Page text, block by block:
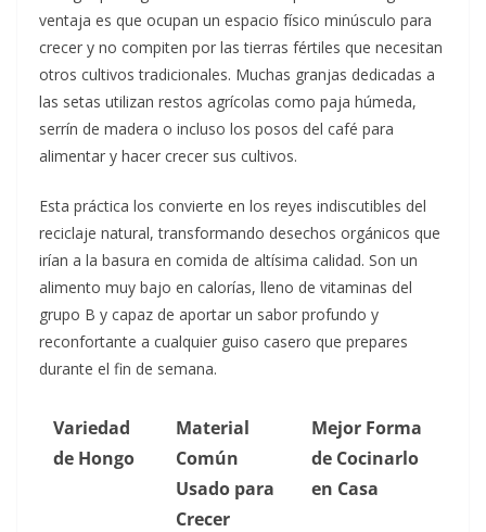
ventaja es que ocupan un espacio físico minúsculo para
crecer y no compiten por las tierras fértiles que necesitan
otros cultivos tradicionales. Muchas granjas dedicadas a
las setas utilizan restos agrícolas como paja húmeda,
serrín de madera o incluso los posos del café para
alimentar y hacer crecer sus cultivos.
Esta práctica los convierte en los reyes indiscutibles del
reciclaje natural, transformando desechos orgánicos que
irían a la basura en comida de altísima calidad. Son un
alimento muy bajo en calorías, lleno de vitaminas del
grupo B y capaz de aportar un sabor profundo y
reconfortante a cualquier guiso casero que prepares
durante el fin de semana.
Variedad
de Hongo
Material
Común
Usado para
Crecer
Mejor Forma
de Cocinarlo
en Casa